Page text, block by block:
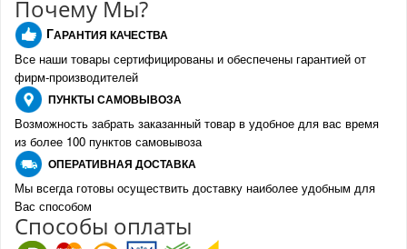
Почему Мы?
ГАРАНТИЯ КАЧЕСТВА
Все наши товары сертифицированы и обеспечены гарантией от
фирм-производителей
ПУНКТЫ САМОВЫВОЗА
Возможность забрать заказанный товар в удобное для вас время
из более 100 пунктов самовывоза
ОПЕРАТИВНАЯ ДОСТАВКА
Мы всегда готовы осуществить доставку наиболее удобным для
Вас способом
Способы оплаты